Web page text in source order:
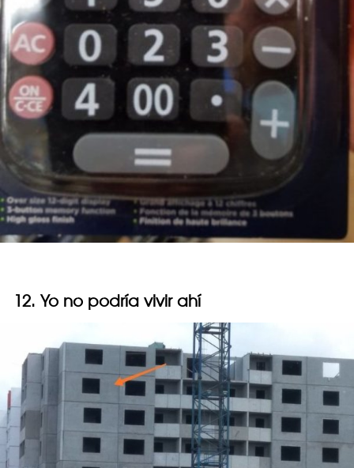
12. Yo no podría vivir ahí